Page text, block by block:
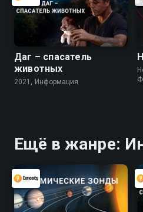
Даг – спасатель
животных
2021, Информация
Ещё в жанре: